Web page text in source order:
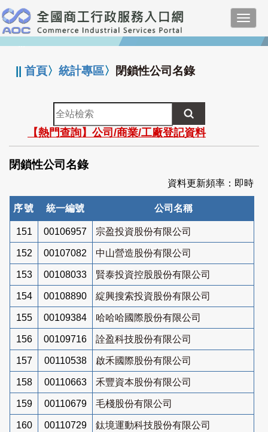
跳
到
主
要
:::
||首頁〉統計專區〉 閉鎖性公司名錄
全
站
檢
索
【熱門查詢】公司/商業/工廠登記資料
閉鎖性公司名錄
資料更新頻率：即時
序號 統一編號 公司名稱
151 00106957 宗盈投資股份有限公司
152 00107082 中山營造股份有限公司
153 00108033 賢泰投資控股股份有限公司
154 00108890 綻興搜索投資股份有限公司
155 00109384 哈哈哈國際股份有限公司
156 00109716 詮盈科技股份有限公司
157 00110538 啟禾國際股份有限公司
158 00110663 禾豐資本股份有限公司
159 00110679 毛棧股份有限公司
160 00110729 鈦境運動科技股份有限公司